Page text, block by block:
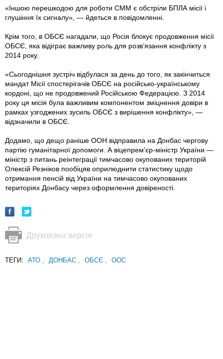
«Іншою перешкодою для роботи СММ є обстріли БПЛА місії і
глушіння їх сигналу», — йдеться в повідомленні.
Крім того, в ОБСЄ нагадали, що Росія блокує продовження місії
ОБСЄ, яка відіграє важливу роль для розв’язання конфлікту з
2014 року.
«Сьогоднішня зустріч відбулася за день до того, як закінчиться
мандат Місії спостерігачів ОБСЄ на російсько-українському
кордоні, що не продовжений Російською Федерацією. З 2014
року ця місія була важливим компонентом зміцнення довіри в
рамках узгоджених зусиль ОБСЄ з вирішення конфлікту», —
відзначили в ОБСЄ.
Додамо, що дещо раніше ООН відправила на Донбас чергову
партію гуманітарної допомоги. А віцепрем’єр-міністр України —
міністр з питань реінтеграції тимчасово окупованих територій
Олексій Резніков пообіцяв оприлюднити статистику щодо
отримання пенсій від України на тимчасово окупованих
територіях Донбасу через оформлення довіреності.
Друкована версія
ТЕГИ: АТО , ДОНБАС , ОБСЄ , ООС